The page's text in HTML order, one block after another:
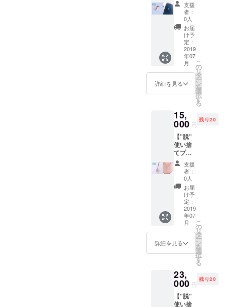
会社北陸エ
ンジニアプ
ラスチック
加される可能性
がありますので
ご了承ください
で、
オー
ダーメ
イドで
お作り
しま
す。 ＜
おすす
めサイ
ズ＞ 個
人向け
21cm
ファミ
リー向
けサイ
ズ
42cm×
25cm
当社の
オー
ダーメ
イドま
な板で
す。 食
品衛生
法にも
適合し
た抗菌
度、高
品質で
安心安
全の国
ブロー
チ」】
SDGsの
ロゴが
入った
ブロー
チは、
ビジネ
スシー
ンにも
プライ
ベート
用でき
るシン
プルで
上品な
デザイ
ンで
す。
”脱”使
い捨て
プラス
チック
とSDGs
に賛同
する射
水市の
ガラス
作家さ
した。
職人が
ひとつ
ひとつ
支援
者：
0人
お届
け予
定：
2019
年07
月
詳細を見る
こ
の
リ
タ
ー
ン
を
選
択
す
る
15,
000 円
残り20
【”脱”
使い捨
てプラ
「SDGs
ネック
ス」】
SDGsの
ロゴが
入った
ネック
レスで
す。 首
元にき
らりと
光る
マーク
はお洒
落でか
つ、発
信度も
支援
者：
0人
お届
け予
定：
2019
年07
月
詳細を見る
こ
の
リ
タ
ー
ン
を
選
択
す
る
23,
000 円
残り20
【”脱”
使い捨